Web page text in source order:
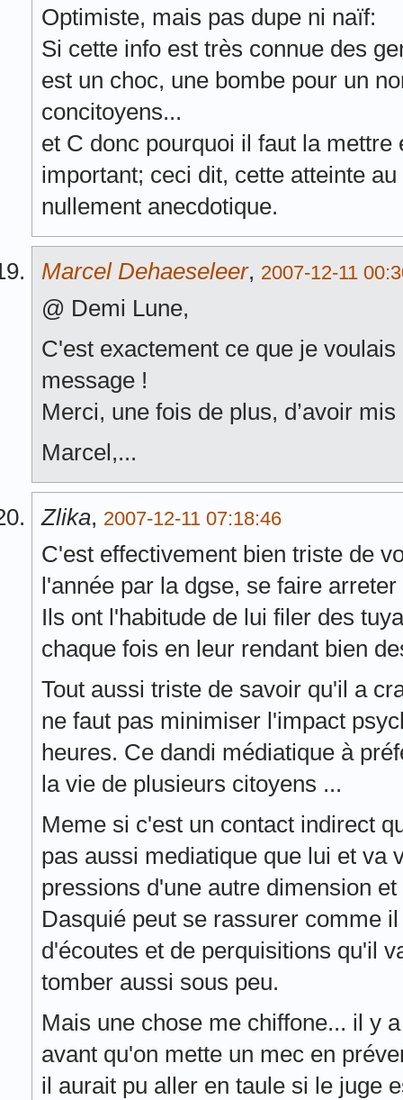
Optimiste, mais pas dupe ni naïf:
Si cette info est très connue des
est un choc, une bombe pour un
concitoyens...
et C donc pourquoi il faut la
important; ceci dit, cette atteinte
nullement anecdotique.
Marcel Dehaeseleer, 2007-12-11
@ Demi Lune,
C'est exactement ce que je
message !
Merci, une fois de plus, d’avoir
Marcel,...
Zlika, 2007-12-11 07:18:46
C'est effectivement bien triste de
l'année par la dgse, se faire
Ils ont l'habitude de lui filer des
chaque fois en leur rendant bien
Tout aussi triste de savoir qu'il a
ne faut pas minimiser l'impact
heures. Ce dandi médiatique à
la vie de plusieurs citoyens ...
Meme si c'est un contact indirect
pas aussi mediatique que lui et va
pressions d'une autre dimension
Dasquié peut se rassurer comme
d'écoutes et de perquisitions qu'il
tomber aussi sous peu.
Mais une chose me chiffone... il y
avant qu'on mette un mec en
il aurait pu aller en taule si le juge